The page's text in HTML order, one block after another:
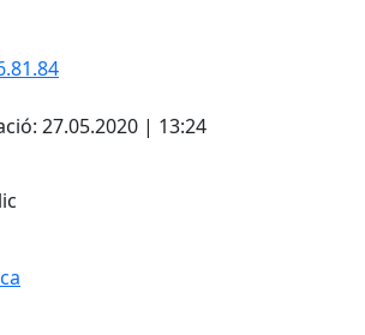
27.05.2020 | 13:24